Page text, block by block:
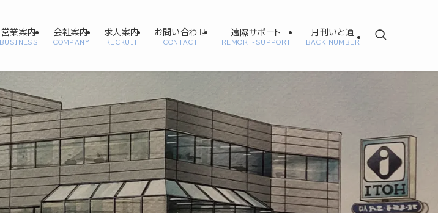
営業案内
BUSINESS
会社案内
COMPANY
求人案内
RECRUIT
お問い合わせ
CONTACT
遠隔サポート
REMORT-SUPPORT
月刊いと通
BACK NUMBER